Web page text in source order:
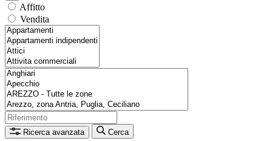
Affitto
Vendita
Ricerca avanzata Cerca